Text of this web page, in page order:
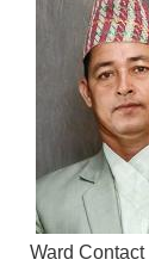
Ward Contact